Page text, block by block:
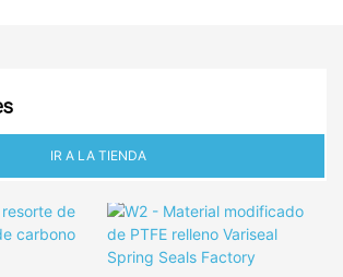
IR A LA TIENDA